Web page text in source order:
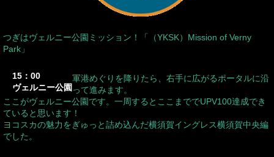
つぎはヴェルニー公園ミッション！「（YKSK）Mission of Verny
Park」
15：00
ヴェルニー公園
軍港めぐりを降りたら、右手に広がるポータルに沿
って進みます。
ここがヴェルニー公園です。一周するとここまででUPV100達成でき
ていると思います！
ヨコスカの魅力をぎゅっと詰め込んだ横須賀イングレス横須賀中央編
でした。